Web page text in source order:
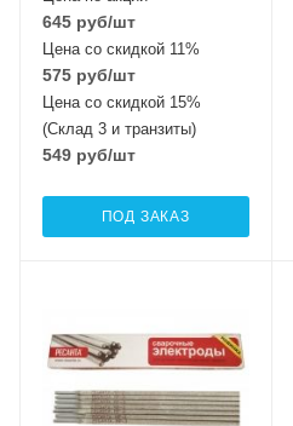
645 руб/шт
Цена со скидкой 11%
575 руб/шт
Цена со скидкой 15%
(Склад 3 и транзиты)
549 руб/шт
ПОД ЗАКАЗ